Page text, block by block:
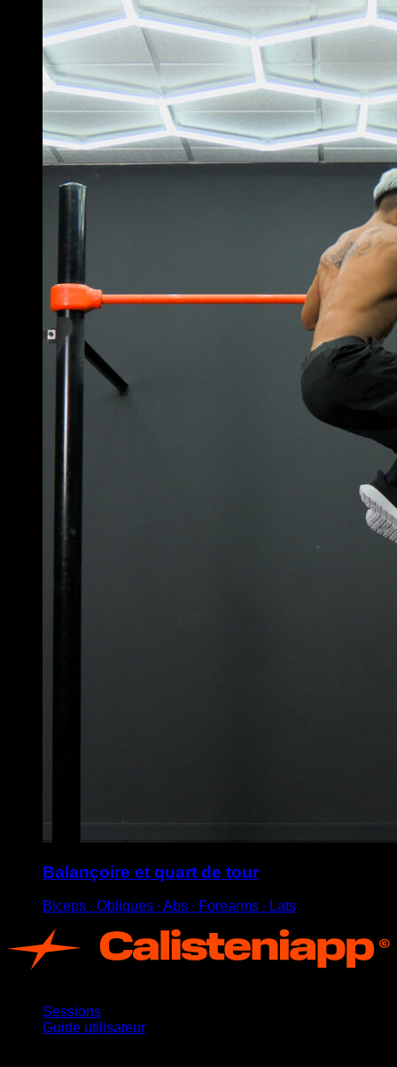
Balançoire et quart de tour
Biceps ∙ Obliques ∙ Abs ∙ Forearms ∙ Lats
Sessions
Guide utilisateur